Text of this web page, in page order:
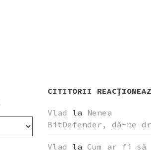
CITITORII
Vlad la Nenea
BitDefender, dă-ne
Vlad la Cum ar fi să